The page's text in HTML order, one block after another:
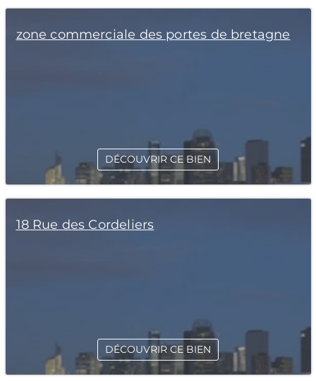
zone commerciale des portes de bretagne
DÉCOUVRIR CE BIEN
18 Rue des Cordeliers
DÉCOUVRIR CE BIEN